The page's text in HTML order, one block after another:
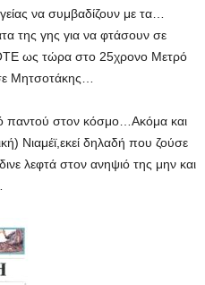
να συμβαδίζουν με τα…
της γης για να φτάσουν σε
ως τώρα στο 25χρονο Μετρό
Μητσοτάκης…
παντού στον κόσμο…Ακόμα και
Νιαμέϊ,εκεί δηλαδή που ζούσε
λεφτά στον ανηψιό της μην και